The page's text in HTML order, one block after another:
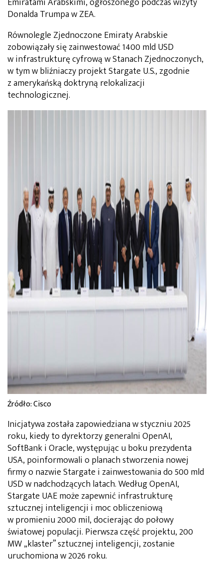
Donalda Trumpa w ZEA.
Równolegle Zjednoczone Emiraty Arabskie
zobowiązały się zainwestować 1400 mld USD
w infrastrukturę cyfrową w Stanach Zjednoczonych,
w tym w bliźniaczy projekt Stargate U.S., zgodnie
z amerykańską doktryną relokalizacji
technologicznej.
Źródło: Cisco
Inicjatywa została zapowiedziana w styczniu 2025
roku, kiedy to dyrektorzy generalni OpenAI,
SoftBank i Oracle, występując u boku prezydenta
USA, poinformowali o planach stworzenia nowej
firmy o nazwie Stargate i zainwestowania do 500 mld
USD w nadchodzących latach. Według OpenAI,
Stargate UAE może zapewnić infrastrukturę
sztucznej inteligencji i moc obliczeniową
w promieniu 2000 mil, docierając do połowy
światowej populacji. Pierwsza część projektu, 200
MW „klaster” sztucznej inteligencji, zostanie
uruchomiona w 2026 roku.